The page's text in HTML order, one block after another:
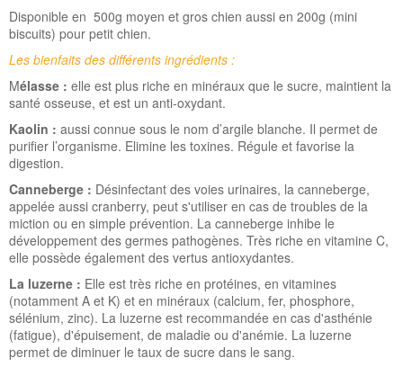
Disponible en 500g moyen et gros chien aussi en 200g (mini
biscuits) pour petit chien.
Les bienfaits des différents ingrédients :
Mélasse : elle est plus riche en minéraux que le sucre, maintient la
santé osseuse, et est un anti-oxydant.
Kaolin : aussi connue sous le nom d’argile blanche. Il permet de
purifier l’organisme. Elimine les toxines. Régule et favorise la
digestion.
Canneberge : Désinfectant des voies urinaires, la canneberge,
appelée aussi cranberry, peut s'utiliser en cas de troubles de la
miction ou en simple prévention. La canneberge inhibe le
développement des germes pathogènes. Très riche en vitamine C,
elle possède également des vertus antioxydantes.
La luzerne : Elle est très riche en protéines, en vitamines
(notamment A et K) et en minéraux (calcium, fer, phosphore,
sélénium, zinc). La luzerne est recommandée en cas d'asthénie
(fatigue), d'épuisement, de maladie ou d'anémie. La luzerne
permet de diminuer le taux de sucre dans le sang.